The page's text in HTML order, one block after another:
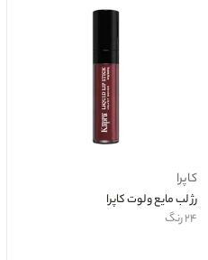
کاپرا
رژ لب مایع ولوت کاپرا
۲۴ رنگ